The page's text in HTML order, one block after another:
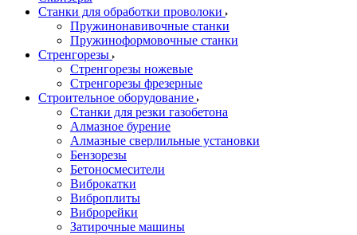
Станки для обработки проволоки
Пружинонавивочные станки
Пружиноформовочные станки
Стренгорезы
Стренгорезы ножевые
Стренгорезы фрезерные
Строительное оборудование
Станки для резки газобетона
Алмазное бурение
Алмазные сверлильные установки
Бензорезы
Бетоносмесители
Виброкатки
Виброплиты
Виброрейки
Затирочные машины